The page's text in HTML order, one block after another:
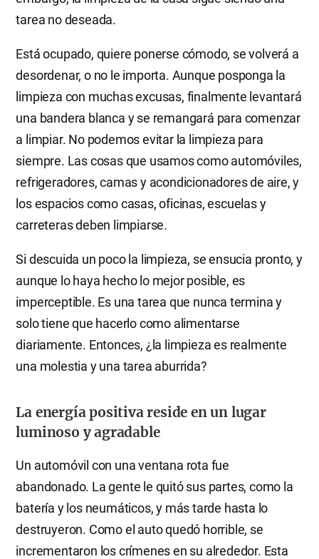
tarea no deseada.
Está ocupado, quiere ponerse cómodo, se volverá a
desordenar, o no le importa. Aunque posponga la
limpieza con muchas excusas, finalmente levantará
una bandera blanca y se remangará para comenzar
a limpiar. No podemos evitar la limpieza para
siempre. Las cosas que usamos como automóviles,
refrigeradores, camas y acondicionadores de aire, y
los espacios como casas, oficinas, escuelas y
carreteras deben limpiarse.
Si descuida un poco la limpieza, se ensucia pronto, y
aunque lo haya hecho lo mejor posible, es
imperceptible. Es una tarea que nunca termina y
solo tiene que hacerlo como alimentarse
diariamente. Entonces, ¿la limpieza es realmente
una molestia y una tarea aburrida?
La energía positiva reside en un lugar
luminoso y agradable
Un automóvil con una ventana rota fue
abandonado. La gente le quitó sus partes, como la
batería y los neumáticos, y más tarde hasta lo
destruyeron. Como el auto quedó horrible, se
incrementaron los crímenes en su alrededor. Esta